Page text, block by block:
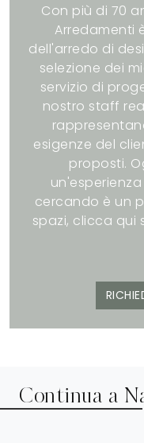
Con più di 70
Arredamenti
dell'arredo di
selezione dei
servizio di
nostro staff
esigenze del
proposti.
cercando è un
spazi, clicca qui
Continua a